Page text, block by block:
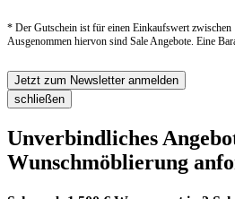
* Der Gutschein ist für einen Einkaufswert zwischen
Ausgenommen hiervon sind Sale Angebote. Eine
Jetzt zum Newsletter anmelden
schließen
Unverbindliches
Wunschmöblierung